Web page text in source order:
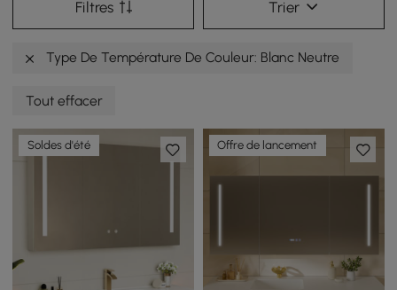
Filtres Trier
Type De Température De Couleur: Blanc Neutre
Tout effacer
Soldes d'été Offre de lancement